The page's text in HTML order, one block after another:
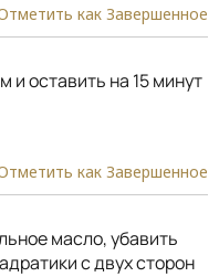
как Завершенное
и оставить на 15 минут
как Завершенное
масло, убавить
с двух сторон